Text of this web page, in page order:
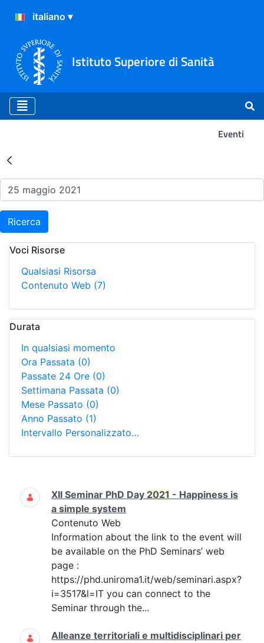
Istituto Superiore di Sanità
Eventi
Risultati della Ricerca -
Ricerca
Voci Risorse
Qualsiasi Risorsa
Contenuto Web (7)
Durata
In qualsiasi momento
Ora Passata (0)
Passate 24 Ore (0)
Settimana Passata (0)
Mese Passato (0)
Anno Passato (1)
Intervallo Personalizzato…
Ricerca
XII Seminar PhD Day 2021 - Happiness is
a simple system
Contenuto Web
Information about the link to the event will
be available on the PhD Seminars’ web
page :
https://phd.uniroma1.it/web/seminari.aspx?
i=3517&l=IT you can connect to the
Seminar through the...
Alleanze territoriali e multidisciplinari per